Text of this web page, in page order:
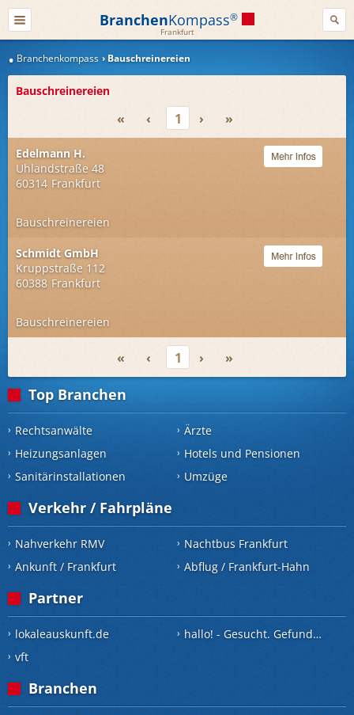
BranchenKompass®
Frankfurt
Branchenkompass Bauschreinereien
Bauschreinereien
« ‹ 1 › »
Edelmann H.
Uhlandstraße 48
60314 Frankfurt
Bauschreinereien
Schmidt GmbH
Kruppstraße 112
60388 Frankfurt
Bauschreinereien
« ‹ 1 › »
Top Branchen
Rechtsanwälte Ärzte
Heizungsanlagen
Hotels und Pensionen
Sanitärinstallationen
Umzüge
Verkehr / Fahrpläne
Nahverkehr RMV Nachtbus Frankfurt
Ankunft / Frankfurt
Abflug / Frankfurt-Hahn
Partner
lokaleauskunft.de hallo! - Gesucht. Gefunden.
vft
Branchen